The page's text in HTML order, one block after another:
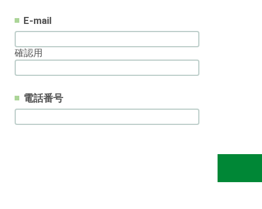
E-mail
確認用
電話番号